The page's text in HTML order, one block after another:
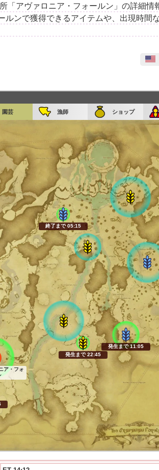
「アヴァロニア・フォールン」の詳細情
ルンで獲得できるアイテムや、出現時間
園芸 漁師 ショップ
発生まで 22:44
ア・フォ
終了まで 05:14
発生まで 11:04